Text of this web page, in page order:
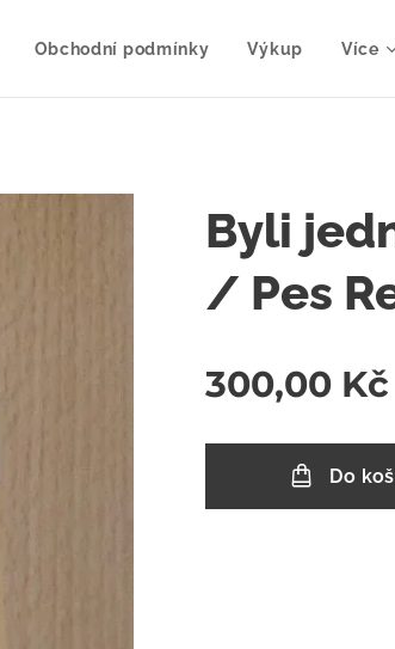
Obchodní podmínky Výkup Více
Byli
/ Pes
300,00 Kč
Do